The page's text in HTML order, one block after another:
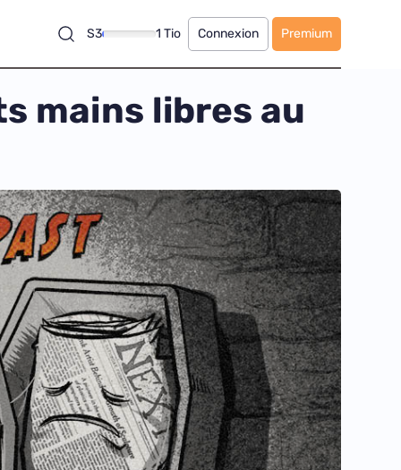
S3 1 Tio Connexion Premium
mains libres au